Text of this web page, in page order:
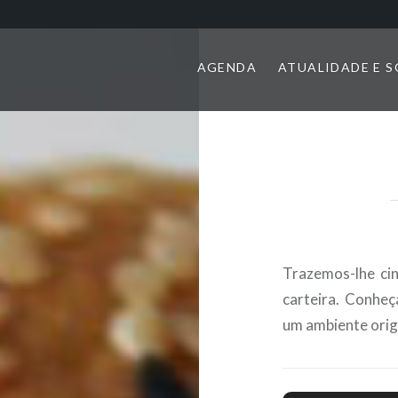
AGENDA ATUALIDADE E
Trazemos-lhe
carteira.
um ambiente